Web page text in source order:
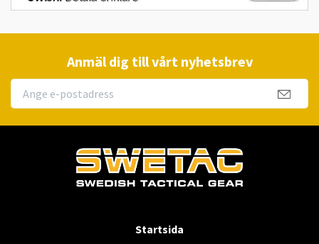
Anmäl dig till vårt nyhetsbrev
Startsida